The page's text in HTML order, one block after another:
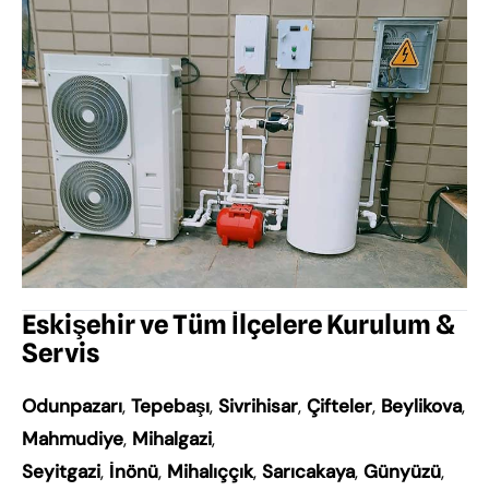
Eskişehir ve Tüm İlçelere Kurulum &
Servis
Odunpazarı, Tepebaşı, Sivrihisar, Çifteler, Beylikova,
Mahmudiye, Mihalgazi,
Seyitgazi, İnönü, Mihalıççık, Sarıcakaya, Günyüzü,